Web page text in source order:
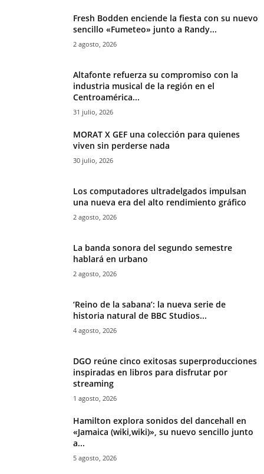
Fresh Bodden enciende la fiesta con su nuevo
sencillo «Fumeteo» junto a Randy...
2 agosto, 2026
Altafonte refuerza su compromiso con la
industria musical de la región en el
Centroamérica...
31 julio, 2026
MORAT X GEF una colección para quienes
viven sin perderse nada
30 julio, 2026
Los computadores ultradelgados impulsan
una nueva era del alto rendimiento gráfico
2 agosto, 2026
La banda sonora del segundo semestre
hablará en urbano
2 agosto, 2026
‘Reino de la sabana’: la nueva serie de
historia natural de BBC Studios...
4 agosto, 2026
DGO reúne cinco exitosas superproducciones
inspiradas en libros para disfrutar por
streaming
1 agosto, 2026
Hamilton explora sonidos del dancehall en
«Jamaica (wiki,wiki)», su nuevo sencillo junto
a...
5 agosto, 2026